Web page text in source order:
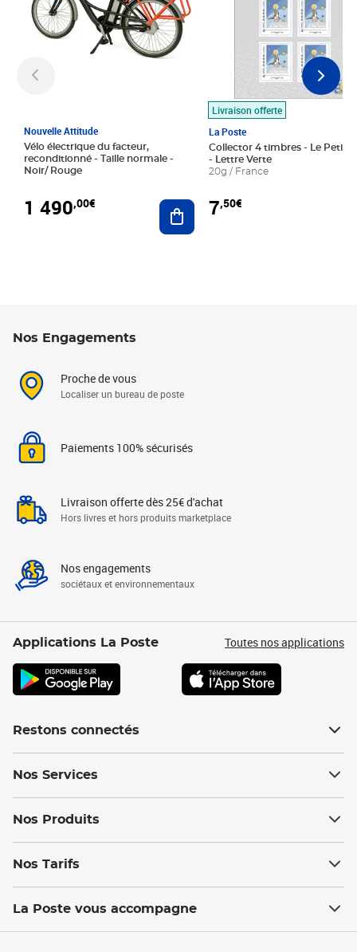
Nouvelle Attitude
Vélo électrique du facteur,
reconditionné - Taille normale -
Noir/ Rouge
1 490,00€ Ajouter au panier
Livraison offerte
La Poste
Collector 4 timbres - Le Petit
- Lettre Verte
20g / France
7,50€
Nos Engagements
Proche de vous
Localiser un bureau de poste
Paiements 100% sécurisés
Livraison offerte dès 25€ d'achat
Hors livres et hors produits marketplace
Nos engagements
sociétaux et environnementaux
Applications La Poste Toutes nos applications
Restons connectés
Nos Services
Nos Produits
Nos Tarifs
La Poste vous accompagne